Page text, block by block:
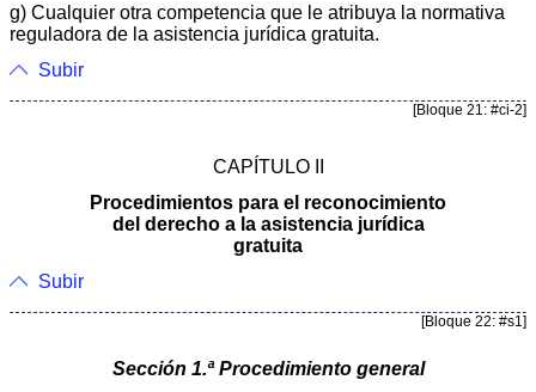
g) Cualquier otra competencia que le atribuya la normativa
reguladora de la asistencia jurídica gratuita.
Subir
[Bloque 21: #ci-2]
CAPÍTULO II
Procedimientos para el reconocimiento
del derecho a la asistencia jurídica
gratuita
Subir
[Bloque 22: #s1]
Sección 1.ª Procedimiento general